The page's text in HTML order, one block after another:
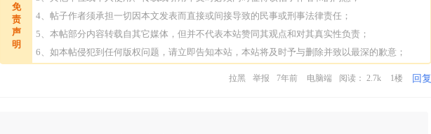
免
责
声
明
4、帖子作者须承担一切因本文发表而直接或间接导致的民事或刑事法律责任；
5、本帖部分内容转载自其它媒体，但并不代表本站赞同其观点和对其真实性负责；
6、如本帖侵犯到任何版权问题，请立即告知本站，本站将及时予与删除并致以最深的歉意；
拉黑 举报 7年前 电脑端 阅读： 2.7k 1楼 回复